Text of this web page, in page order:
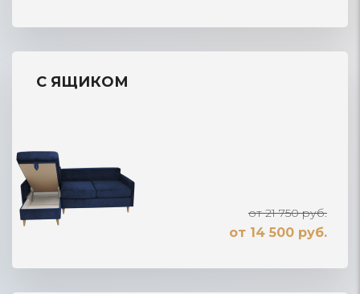
С ЯЩИКОМ
от 21 750 руб.
от 14 500 руб.